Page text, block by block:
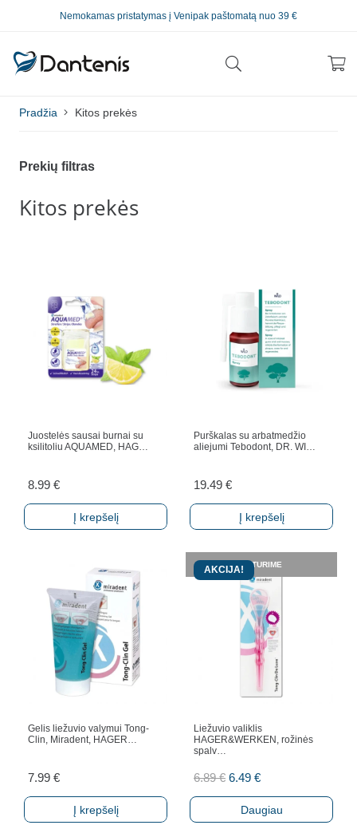
Nemokamas pristatymas į Venipak paštomatą nuo 39 €
Pradžia Kitos prekės
Prekių filtras
Kitos prekės
Juostelės sausai burnai su
ksilitoliu AQUAMED, HAG…
8.99 €
Į krepšelį
Purškalas su arbatmedžio
aliejumi Tebodont, DR. WI…
19.49 €
Į krepšelį
Gelis liežuvio valymui Tong-
Clin, Miradent, HAGER…
7.99 €
Į krepšelį
NETURIME
AKCIJA!
Liežuvio valiklis
HAGER&WERKEN, rožinės
spalv…
6.89€ Original
price
was:
6.49 €Current
price
is:
Daugiau